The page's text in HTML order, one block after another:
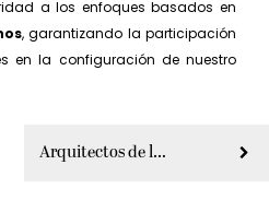
a los enfoques ba­sados en
, garantizando la participación
en la configuración de nuestro
Arquitectos de la paz mundial